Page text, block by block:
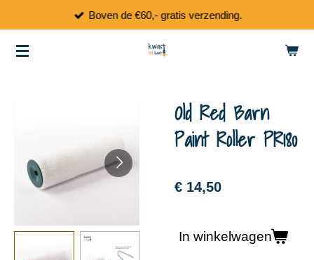
naar
Boven de €60,- gratis verzending.
Old Red Barn
Paint Roller PR180
€ 14,50
In winkelwagen